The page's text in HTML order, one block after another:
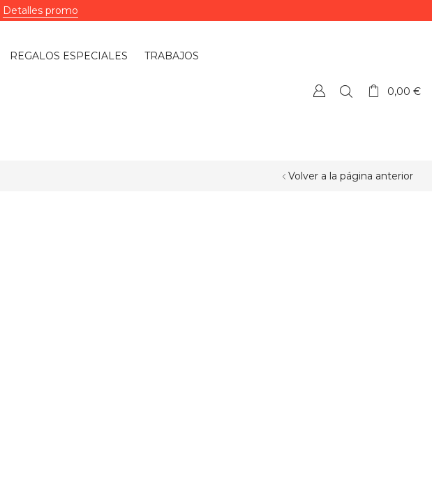
Detalles promo
REGALOS ESPECIALES TRABAJOS
0,00€
Volver a la página anterior